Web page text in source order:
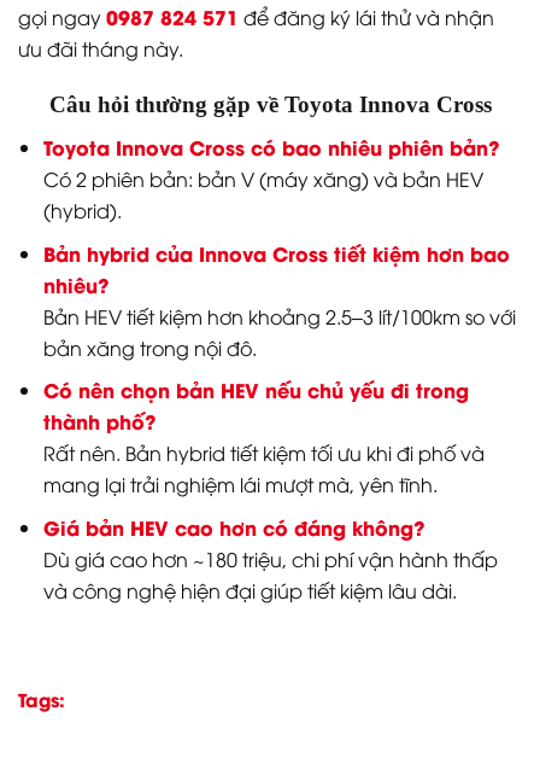
gọi ngay0987 824 571 để đăng ký lái thử và nhận
ưu đãi tháng này.
Câu hỏi thường gặp về Toyota Innova Cross
Toyota Innova Cross có bao nhiêu phiên bản?
Có 2 phiên bản: bản V (máy xăng) và bản HEV
(hybrid).
Bản hybrid của Innova Cross tiết kiệm hơn bao
nhiêu?
Bản HEV tiết kiệm hơn khoảng 2.5–3 lít/100km so với
bản xăng trong nội đô.
Có nên chọn bản HEV nếu chủ yếu đi trong
thành phố?
Rất nên. Bản hybrid tiết kiệm tối ưu khi đi phố và
mang lại trải nghiệm lái mượt mà, yên tĩnh.
Giá bản HEV cao hơn có đáng không?
Dù giá cao hơn ~180 triệu, chi phí vận hành thấp
và công nghệ hiện đại giúp tiết kiệm lâu dài.
Tags: